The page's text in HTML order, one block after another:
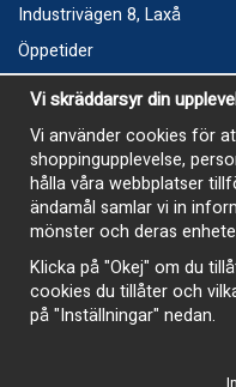
Industrivägen 8, Laxå
Öppetider
Vecka 32
Måndag kl 9-12, kl 13 - 15
Onsdag kl 9-12, kl 13 - 15
Tisdag, Tordag och Fredag
E-Handelsbutiken är
sommaren
Vi skräddarsyr din
Vi använder cookies för
shoppingupplevelse,
hålla våra webbplatser
ändamål samlar vi in
mönster och deras
Klicka på "Okej" om du
cookies du tillåter och
på "Inställningar" nedan.